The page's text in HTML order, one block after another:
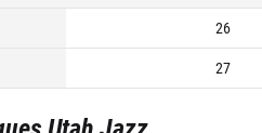
26
27